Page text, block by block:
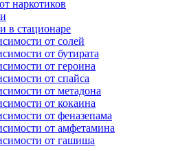
наркотиков
в стационаре
от солей
от бутирата
от героина
от спайса
от метадона
от кокаина
от феназепама
от амфетамина
от гашиша